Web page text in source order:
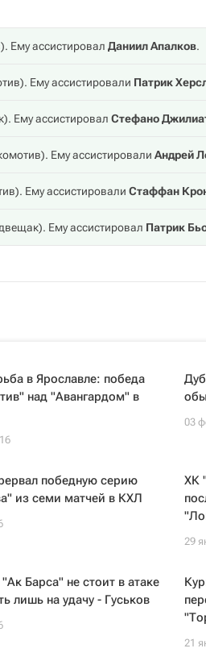
). Ему ассистировал Даниил Апалков.
). Ему ассистировали Патрик
). Ему ассистировал Стефано
). Ему ассистировали Андрей
). Ему ассистировали Стаффан
). Ему ассистировал Патрик
в Ярославле: победа
над "Авангардом" в
03
победную серию
из семи матчей в КХЛ
ХК
29
Барса" не стоит в атаке
лишь на удачу - Гуськов
21